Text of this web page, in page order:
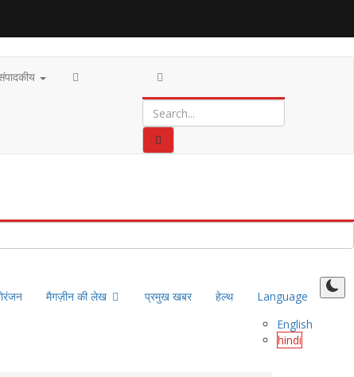
मैगज़ीन की लेख प्रमुख खबर हेल्थ
Language
English
hindi